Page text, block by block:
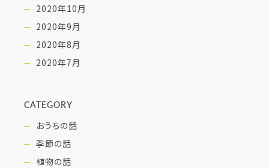
2020年10月
2020年9月
2020年8月
2020年7月
CATEGORY
おうちの話
季節の話
植物の話